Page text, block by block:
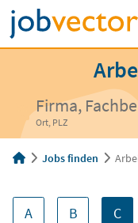
Firma,
Ort, PLZ
Jobs finden
A B C